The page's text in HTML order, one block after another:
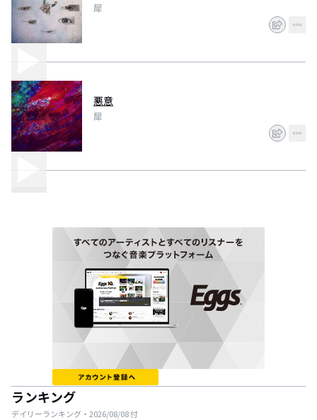
犀
悪意
犀
ランキング
デイリーランキング・ 2026/08/08付